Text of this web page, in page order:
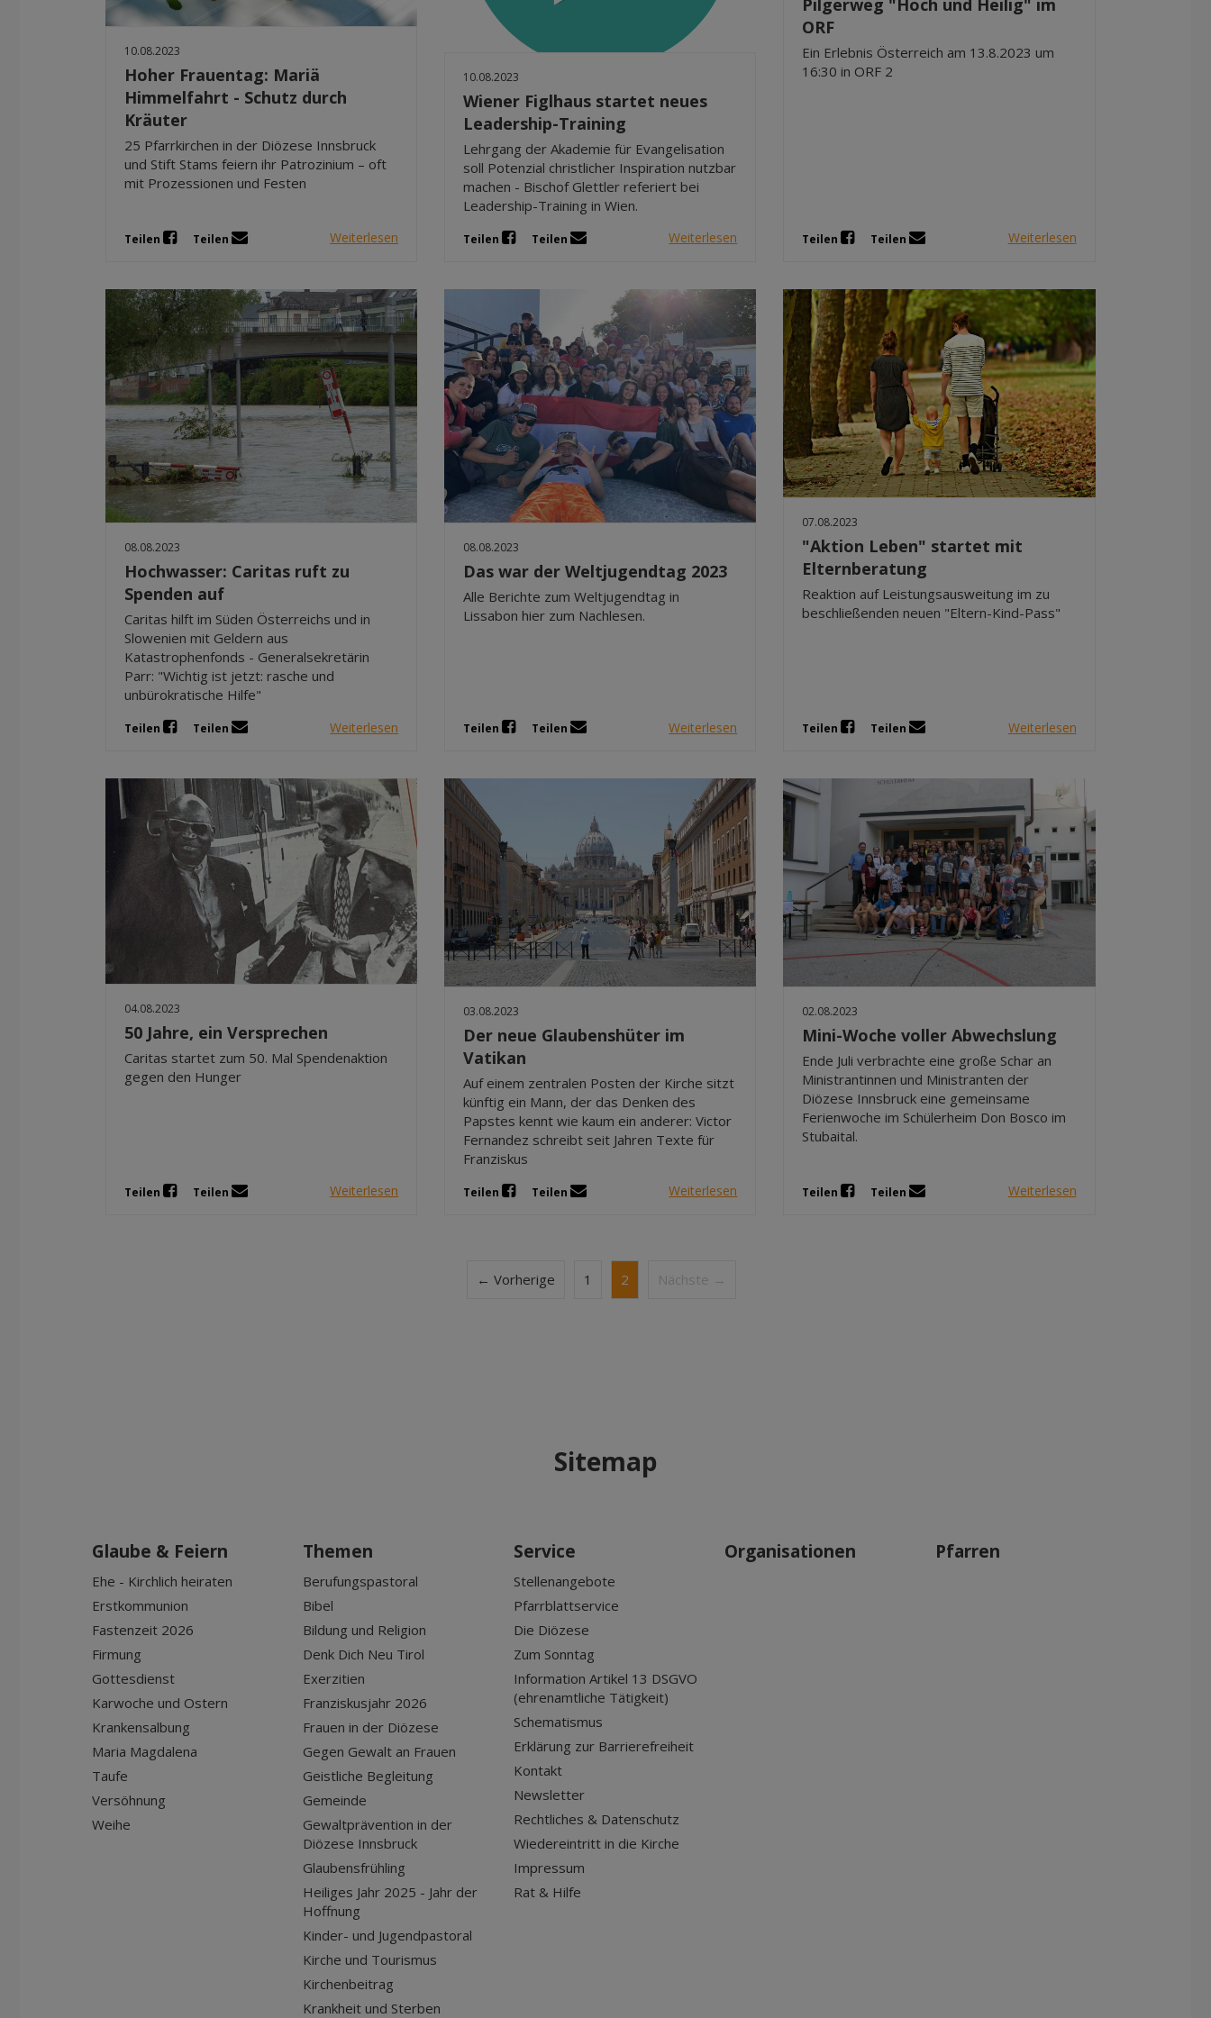
Dez 2025
Okt 2025
10.08.2023
Hoher Frauentag: Mariä
Himmelfahrt - Schutz durch
Kräuter
25 Pfarrkirchen in der Diözese Innsbruck
und Stift Stams feiern ihr Patrozinium – oft
mit Prozessionen und Festen
Teilen Teilen Weiterlesen
10.08.2023
Wiener Figlhaus startet neues
Leadership-Training
Lehrgang der Akademie für Evangelisation
soll Potenzial christlicher Inspiration nutzbar
machen - Bischof Glettler referiert bei
Leadership-Training in Wien.
Teilen Teilen Weiterlesen
Pilgerweg "Hoch und Heilig" im
ORF
Ein Erlebnis Österreich am 13.8.2023 um
16:30 in ORF 2
Teilen Teilen Weiterlesen
08.08.2023
Hochwasser: Caritas ruft zu
Spenden auf
Caritas hilft im Süden Österreichs und in
Slowenien mit Geldern aus
Katastrophenfonds - Generalsekretärin
Parr: "Wichtig ist jetzt: rasche und
unbürokratische Hilfe"
Teilen Teilen Weiterlesen
08.08.2023
Das war der Weltjugendtag 2023
Alle Berichte zum Weltjugendtag in
Lissabon hier zum Nachlesen.
Teilen Teilen Weiterlesen
07.08.2023
"Aktion Leben" startet mit
Elternberatung
Reaktion auf Leistungsausweitung im zu
beschließenden neuen "Eltern-Kind-Pass"
Teilen Teilen Weiterlesen
04.08.2023
50 Jahre, ein Versprechen
Caritas startet zum 50. Mal Spendenaktion
gegen den Hunger
Teilen Teilen Weiterlesen
03.08.2023
Der neue Glaubenshüter im
Vatikan
Auf einem zentralen Posten der Kirche sitzt
künftig ein Mann, der das Denken des
Papstes kennt wie kaum ein anderer: Victor
Fernandez schreibt seit Jahren Texte für
Franziskus
Teilen Teilen Weiterlesen
02.08.2023
Mini-Woche voller Abwechslung
Ende Juli verbrachte eine große Schar an
Ministrantinnen und Ministranten der
Diözese Innsbruck eine gemeinsame
Ferienwoche im Schülerheim Don Bosco im
Stubaital.
Teilen Teilen Weiterlesen
← Vorherige 1 2 Nächste →
Sitemap
Glaube & Feiern
Ehe - Kirchlich heiraten
Erstkommunion
Fastenzeit 2026
Firmung
Gottesdienst
Karwoche und Ostern
Krankensalbung
Maria Magdalena
Taufe
Versöhnung
Weihe
Themen
Berufungspastoral
Bibel
Bildung und Religion
Denk Dich Neu Tirol
Exerzitien
Franziskusjahr 2026
Frauen in der Diözese
Gegen Gewalt an Frauen
Geistliche Begleitung
Gemeinde
Gewaltprävention in der
Diözese Innsbruck
Glaubensfrühling
Heiliges Jahr 2025 - Jahr der
Hoffnung
Kinder- und Jugendpastoral
Kirche und Tourismus
Kirchenbeitrag
Krankheit und Sterben
Service
Stellenangebote
Pfarrblattservice
Die Diözese
Zum Sonntag
Information Artikel 13 DSGVO
(ehrenamtliche Tätigkeit)
Schematismus
Erklärung zur Barrierefreiheit
Kontakt
Newsletter
Rechtliches & Datenschutz
Wiedereintritt in die Kirche
Impressum
Rat & Hilfe
Organisationen Pfarren